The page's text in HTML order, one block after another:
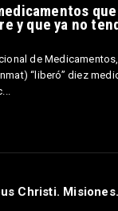
y que ya no
de
“liberó” diez
Christi. Misiones.